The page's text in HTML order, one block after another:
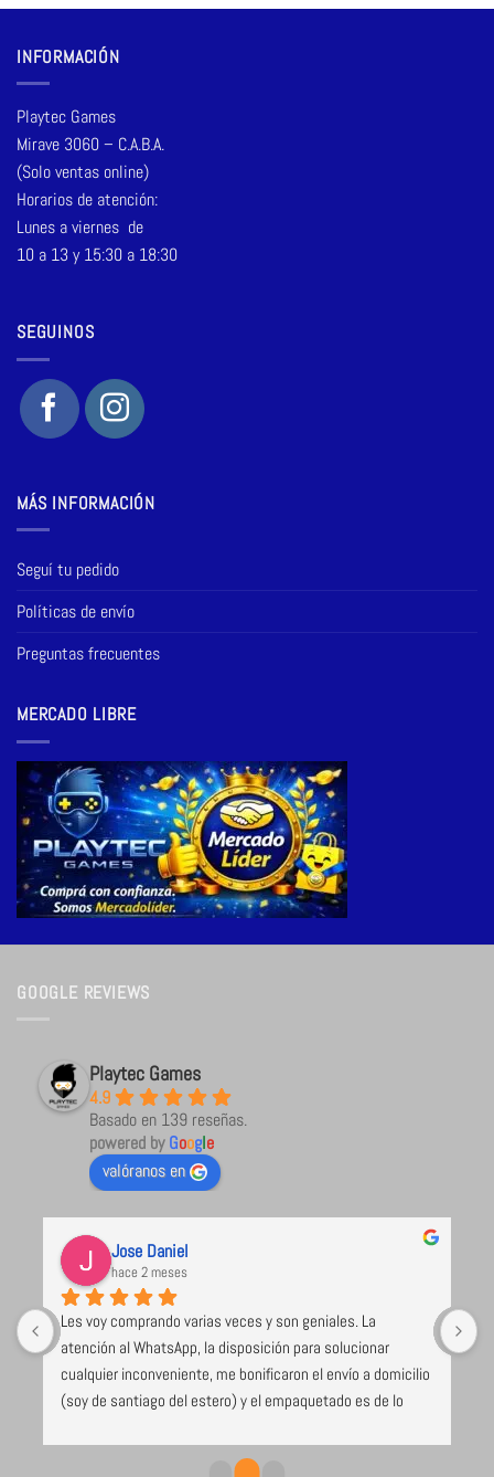
INFORMACIÓN
Playtec Games
Mirave 3060 – C.A.B.A.
(Solo ventas online)
Horarios de atención:
Lunes a viernes de
10 a 13 y 15:30 a 18:30
SEGUINOS
MÁS INFORMACIÓN
Seguí tu pedido
Políticas de envío
Preguntas frecuentes
MERCADO LIBRE
GOOGLE REVIEWS
Playtec Games
4.9
Basado en 139 reseñas.
powered byGoogle
valóranos en
Jose Daniel
hace 2 meses
Les voy comprando varias veces y son geniales. La
atención al WhatsApp, la disposición para solucionar
cualquier inconveniente, me bonificaron el envío a domicilio
(soy de santiago del estero) y el empaquetado es de lo
duro, los juegos envueltos en papel burbuja), despacho el